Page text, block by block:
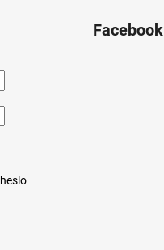
Facebook